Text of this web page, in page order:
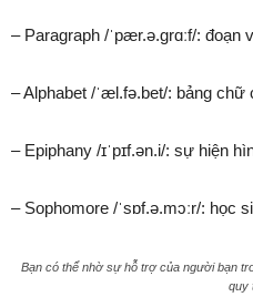
– Paragraph /ˈpær.ə.ɡrɑːf/: đoạn
– Alphabet /ˈæl.fə.bet/: bảng chữ
– Epiphany /ɪˈpɪf.ən.i/: sự hiện
– Sophomore /ˈsɒf.ə.mɔːr/: học
Bạn có thể nhờ sự hỗ trợ của người bạn
quy